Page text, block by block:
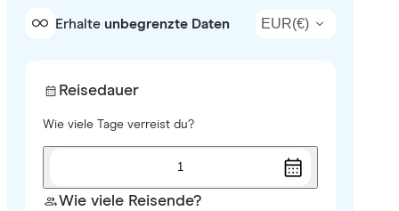
Erhalte unbegrenzte Daten EUR(€)
Reisedauer
Wie viele Tage verreist du?
1
Wie viele Reisende?